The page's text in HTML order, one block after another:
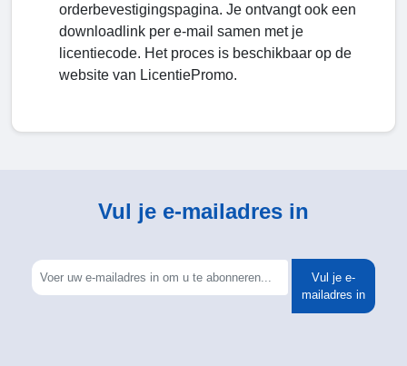
orderbevestigingspagina. Je ontvangt ook een
downloadlink per e-mail samen met je
licentiecode. Het proces is beschikbaar op de
website van LicentiePromo.
Vul je e-mailadres in
Vul je e-
mailadres in